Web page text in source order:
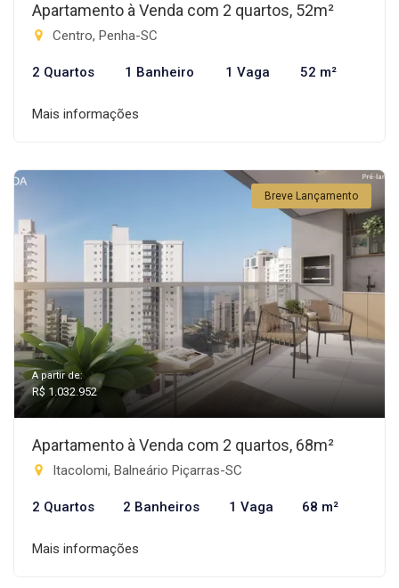
Apartamento à Venda com 2 quartos, 52m²
Centro, Penha-SC
2 Quartos 1 Banheiro 1 Vaga 52 m²
Mais informações
Breve Lançamento
A partir de:
R$ 1.032.952
Apartamento à Venda com 2 quartos, 68m²
Itacolomi, Balneário Piçarras-SC
2 Quartos 2 Banheiros 1 Vaga 68 m²
Mais informações